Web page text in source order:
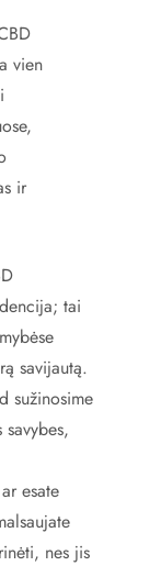
vien
ir
tai
savijautą.
sužinosime
esate
nes jis